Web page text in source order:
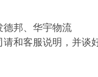
德邦、华宇物流
和客服说明，并谈